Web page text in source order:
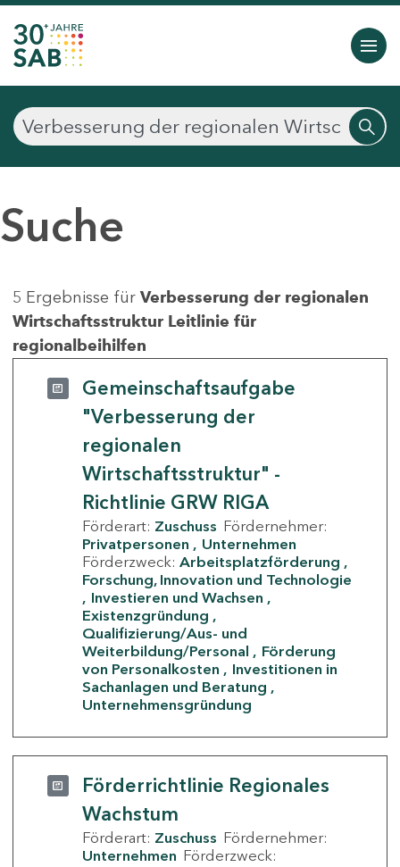
Suche
5 Ergebnisse für Verbesserung der regionalen
Wirtschaftsstruktur Leitlinie für
regionalbeihilfen
Gemeinschaftsaufgabe
"Verbesserung der
regionalen
Wirtschaftsstruktur" -
Richtlinie GRW RIGA
Förderart: Zuschuss Fördernehmer:
Privatpersonen
Unternehmen
Förderzweck: Arbeitsplatzförderung
Forschung, Innovation und Technologie
Investieren und Wachsen
Existenzgründung
Qualifizierung/Aus- und
Weiterbildung/Personal
Förderung
von Personalkosten
Investitionen in
Sachanlagen und Beratung
Unternehmensgründung
Förderrichtlinie Regionales
Wachstum
Förderart: Zuschuss Fördernehmer:
Unternehmen Förderzweck: